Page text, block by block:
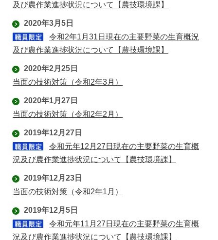
及び農作業進捗状況について【農技環境課】
2020年3月5日
令和2年1月31日現在の主要野菜の生育概況
及び農作業進捗状況について【農技環境課】
2020年2月25日
当面の技術対策（令和2年3月）
2020年1月27日
当面の技術対策（令和2年2月）
2019年12月27日
令和元年12月27日現在の主要野菜の生育概
況及び農作業進捗状況について【農技環境課】
2019年12月23日
当面の技術対策（令和2年1月）
2019年12月5日
令和元年11月27日現在の主要野菜の生育概
況及び農作業進捗状況について【農技環境課】